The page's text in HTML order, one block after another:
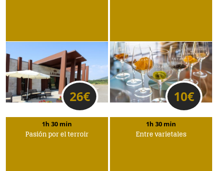
26€ 10€
1h 30 min
Pasión por el terroir
1h 30 min
Entre varietales